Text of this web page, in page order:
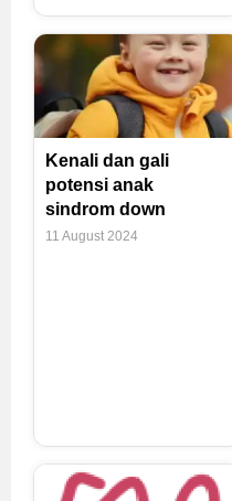
Kenali dan gali
potensi anak
sindrom down
11 August 2024